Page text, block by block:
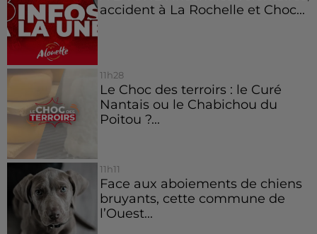
accident à La Rochelle et Choc...
11h28
Le Choc des terroirs : le Curé
Nantais ou le Chabichou du
Poitou ?...
11h11
Face aux aboiements de chiens
bruyants, cette commune de
l’Ouest...